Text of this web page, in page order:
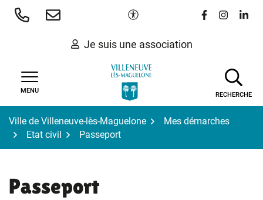
Aller
Paramètres d'accessibilité
Lien vers le
Lien vers
Lien
Je suis une association
MENU
RECHERCHE
Ville de Villeneuve-lès-Maguelone
Mes démarches
Etat civil
Passeport
Passeport